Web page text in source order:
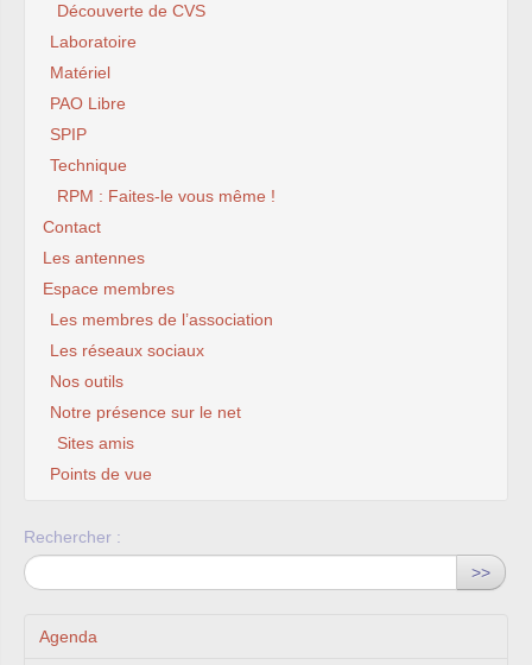
Découverte de CVS
Laboratoire
Matériel
PAO Libre
SPIP
Technique
RPM : Faites-le vous même !
Contact
Les antennes
Espace membres
Les membres de l’association
Les réseaux sociaux
Nos outils
Notre présence sur le net
Sites amis
Points de vue
Rechercher :
>>
Agenda